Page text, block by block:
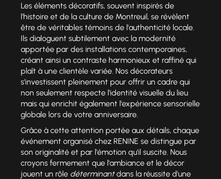
Les éléments décoratifs, souvent inspirés de
l'histoire et de la culture de Montreuil, se révèlent
être de véritables témoins de l'authenticité locale.
Ils dialoguent subtilement avec la modernité
apportée par des installations contemporaines,
créant ainsi un contraste harmonieux et raffiné qui
plaît à une clientèle variée. Nos décorateurs
s'investissent pleinement pour offrir un cadre qui
non seulement respecte l'identité visuelle du lieu
mais qui enrichit également l'expérience sensorielle
globale lors de votre anniversaire.
Grâce à cette attention portée aux détails, chaque
événement organisé chez RENINE se distingue par
son originalité et par l'émotion qu'il suscite. Nous
croyons fermement que l'ambiance et le décor
jouent un rôle déterminantdans la réussite d'une